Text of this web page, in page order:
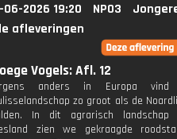
06-2026 19:20 NPO3
afleveringen
Vogels: Afl. 12
anders in Europa
zo groot als de
In dit agrarisch
zien we gekraagde